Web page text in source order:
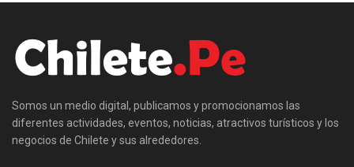
Somos un medio digital, publicamos y promocionamos las
diferentes actividades, eventos, noticias, atractivos turísticos y los
negocios de Chilete y sus alrededores.